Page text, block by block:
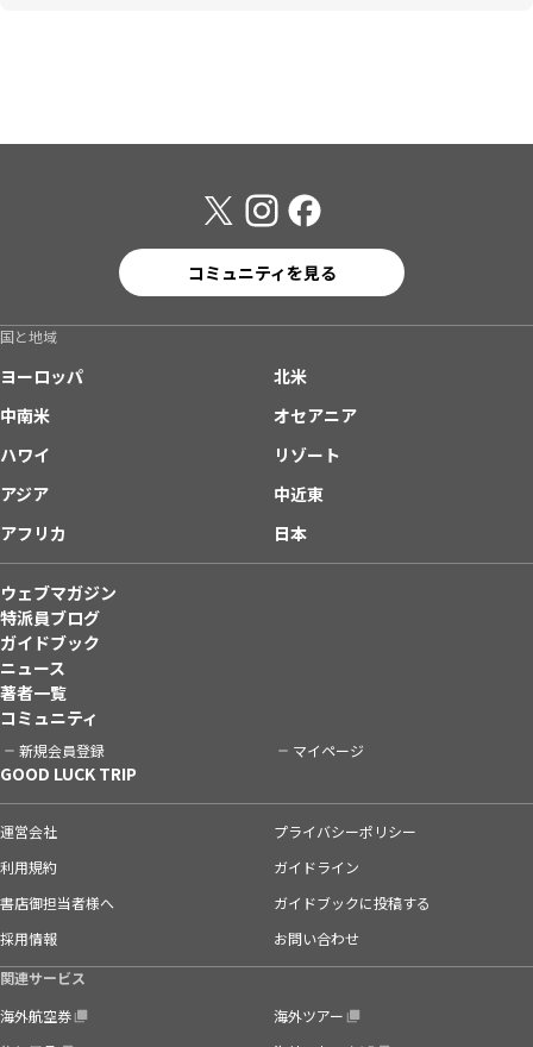
コミュニティを見る
国と地域
ヨーロッパ
北米
中南米
オセアニア
ハワイ
リゾート
アジア
中近東
アフリカ
日本
ウェブマガジン
特派員ブログ
ガイドブック
ニュース
著者一覧
コミュニティ
新規会員登録 マイページ
GOOD LUCK TRIP
運営会社
プライバシーポリシー
利用規約
ガイドライン
書店御担当者様へ
ガイドブックに投稿する
採用情報
お問い合わせ
関連サービス
海外航空券
海外ツアー